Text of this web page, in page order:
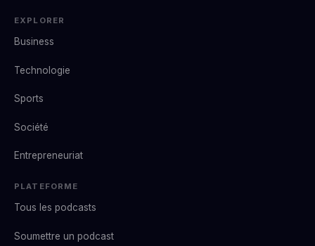
EXPLORER
Business
Technologie
Sports
Société
Entrepreneuriat
PLATEFORME
Tous les podcasts
Soumettre un podcast